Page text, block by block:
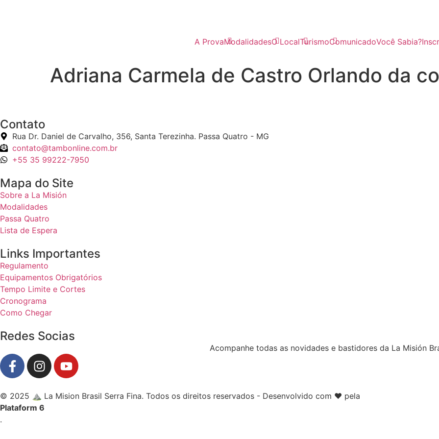
A ProvaModalidadesO LocalTurismoComunicadoVocê Sabia?
Adriana Carmela de Castro Orlando da
Contato
Rua Dr. Daniel de Carvalho, 356, Santa Terezinha. Passa Quatro - MG
contato@tambonline.com.br
+55 35 99222-7950
Mapa do Site
Sobre a La Misión
Modalidades
Passa Quatro
Lista de Espera
Links Importantes
Regulamento
Equipamentos Obrigatórios
Tempo Limite e Cortes
Cronograma
Como Chegar
Redes Socias
Acompanhe todas as novidades e bastidores da La Misión
© 2025 ⛰️ La Mision Brasil Serra Fina. Todos os direitos reservados - Desenvolvido com ❤️ pela
Plataform 6
.